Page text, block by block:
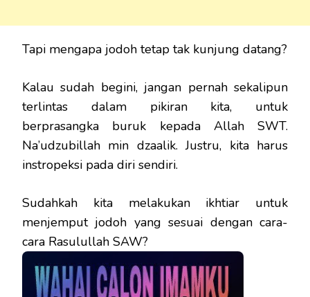
Tapi mengapa jodoh tetap tak kunjung datang?
Kalau sudah begini, jangan pernah sekalipun
terlintas dalam pikiran kita, untuk
berprasangka buruk kepada Allah SWT.
Na’udzubillah min dzaalik. Justru, kita harus
instropeksi pada diri sendiri.
Sudahkah kita melakukan ikhtiar untuk
menjemput jodoh yang sesuai dengan cara-
cara Rasulullah SAW?